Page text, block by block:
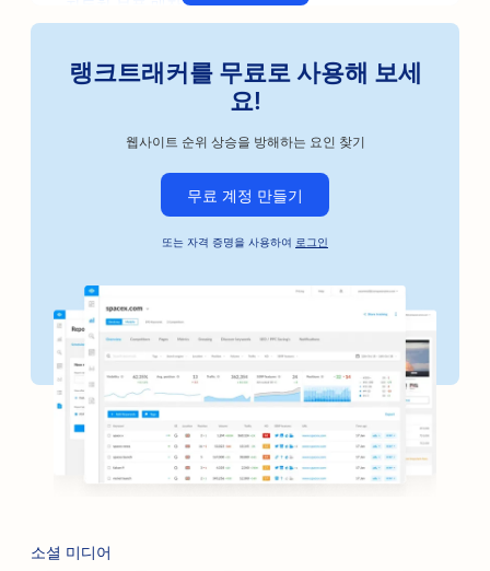
자동차 부품 매장을 위한 SEO
자동차 정비소를 위한 SEO
장인 커피 로스터를 위한 SEO
보석금 채권 서비스용 SEO
이발소를 위한 SEO
은행용 SEO
서점용 SEO
BBQ 조인트용 SEO
보드게임 카페를 위한 SEO
랭크트래커를 무료로 사용해 보세
요!
웹사이트 순위 상승을 방해하는 요인 찾기
무료 계정 만들기
또는 자격 증명을 사용하여 로그인
소셜 미디어